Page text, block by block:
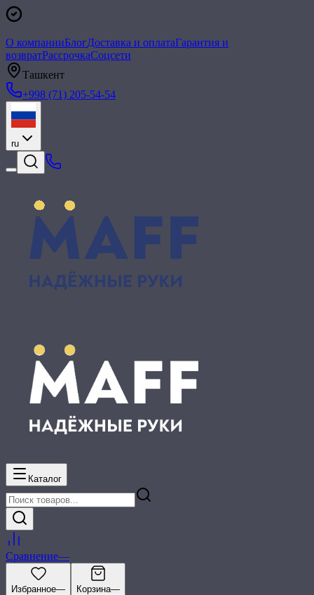
О компанииБлогДоставка и оплатаГарантия и
возвратРассрочкаСоцсети
Ташкент
+998 (71) 205-54-54
ru
Каталог
Сравнение—
Избранное— Корзина—